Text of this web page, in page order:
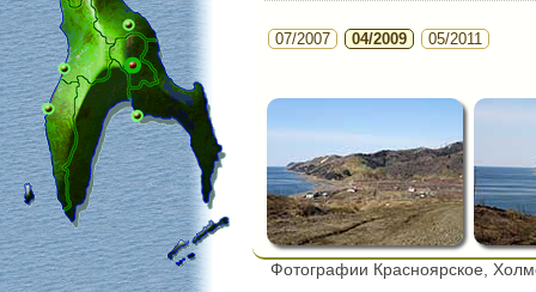
07/2007 04/2009 05/2011
Фотографии Красноярское,